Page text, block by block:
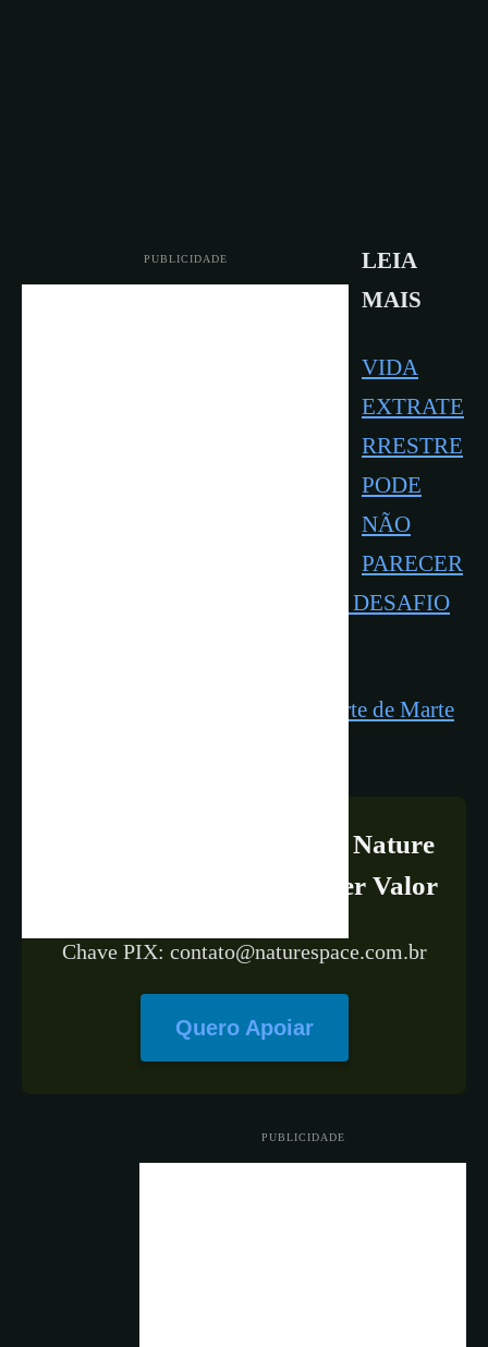
PUBLICIDADE
LEIA
MAIS
VIDA
EXTRATE
RRESTRE
PODE
NÃO
PARECER
NADA COM A VIDA NA TERRA, DESAFIO
Evidências de Vasto Oceano ao Norte de Marte
Apoie a Continuidade do Nature
& Space Doando Qualquer Valor
Chave PIX: contato@naturespace.com.br
Quero Apoiar
PUBLICIDADE